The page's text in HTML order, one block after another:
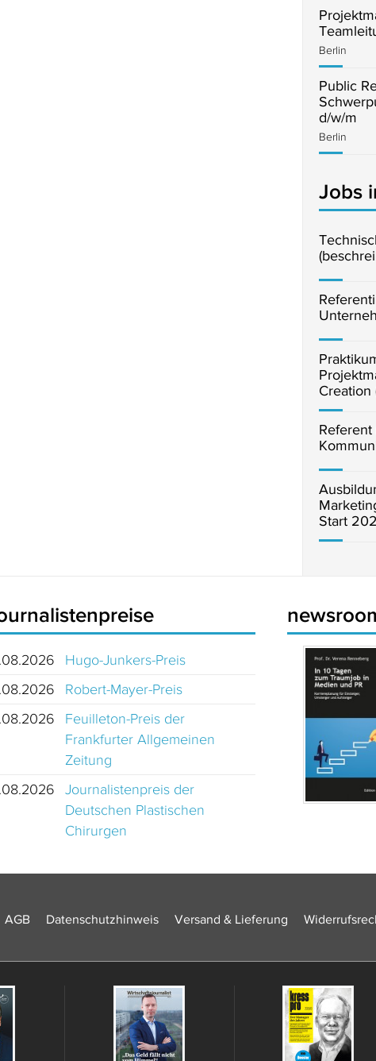
Berlin
Public
d/w/m
Berlin
Jobs
Creation
Referent
Start
Hugo-Junkers-Preis
Robert-Mayer-Preis
Feuilleton-Preis der
Frankfurter Allgemeinen
Zeitung
Journalistenpreis der
Deutschen Plastischen
Chirurgen
AGB Datenschutzhinweis Versand & Lieferung